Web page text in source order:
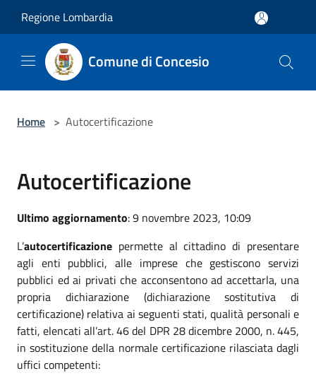
Regione Lombardia
Comune di Concesio
Home > Autocertificazione
Autocertificazione
Ultimo aggiornamento: 9 novembre 2023, 10:09
L’autocertificazione permette al cittadino di presentare
agli enti pubblici, alle imprese che gestiscono servizi
pubblici ed ai privati che acconsentono ad accettarla, una
propria dichiarazione (dichiarazione sostitutiva di
certificazione) relativa ai seguenti stati, qualità personali e
fatti, elencati all’art. 46 del DPR 28 dicembre 2000, n. 445,
in sostituzione della normale certificazione rilasciata dagli
uffici competenti: